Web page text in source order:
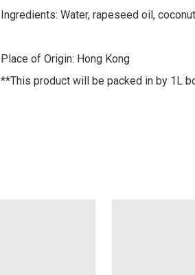
Ingredients: Water, rapeseed oil,
Place of Origin: Hong Kong
**This product will be packed in by 1L